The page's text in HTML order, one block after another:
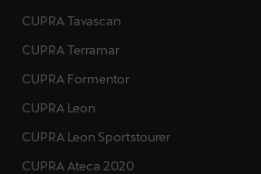
CUPRA Tavascan
CUPRA Terramar
CUPRA Formentor
CUPRA Leon
CUPRA Leon Sportstourer
CUPRA Ateca 2020